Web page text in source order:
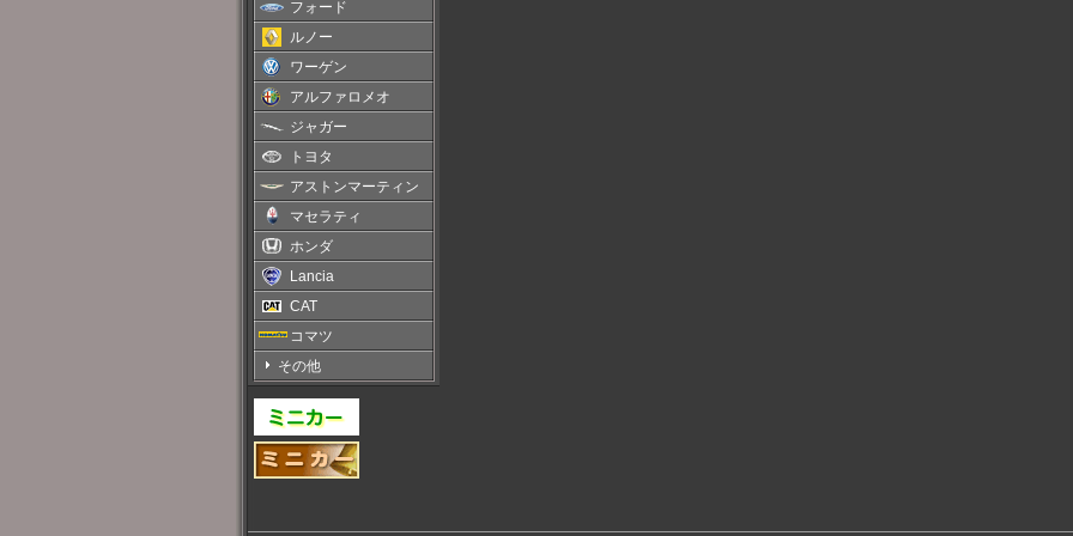
フォード
ルノー
ワーゲン
アルファロメオ
ジャガー
トヨタ
アストンマーティン
マセラティ
ホンダ
Lancia
CAT
コマツ
その他